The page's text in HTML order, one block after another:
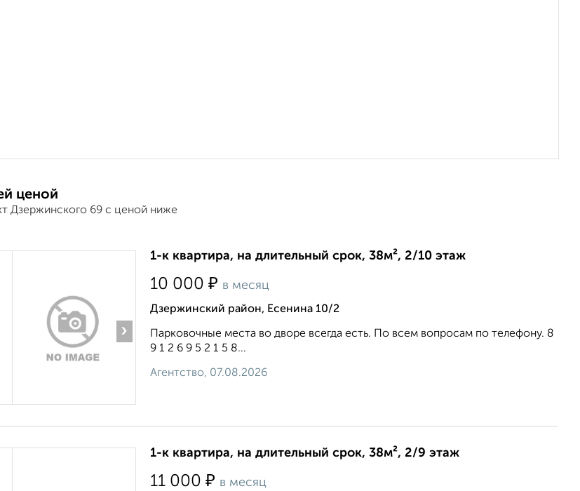
ценой
Дзержинского 69 с ценой ниже
›
1-к квартира, на длительный срок, 38м², 2/10 этаж
10 000 ₽ в месяц
Дзержинский район, Есенина 10/2
Парковочные места во дворе всегда есть. По всем вопросам по телефону. 8
9 1 2 6 9 5 2 1 5 8...
Агентство, 07.08.2026
1-к квартира, на длительный срок, 38м², 2/9 этаж
11 000 ₽ в месяц